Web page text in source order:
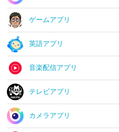
ゲームアプリ
英語アプリ
音楽配信アプリ
テレビアプリ
カメラアプリ